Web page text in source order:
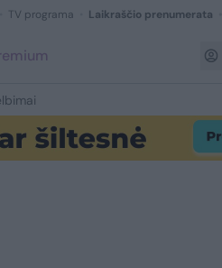
TV programa Laikraščio prenumerata